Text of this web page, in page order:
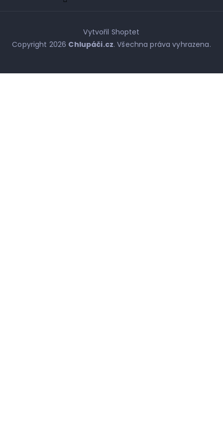
Vytvořil Shoptet
Copyright 2026 Chlupáči.cz. Všechna práva vyhrazena.